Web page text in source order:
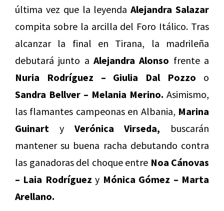
última vez que la leyendaAlejandra Salazar
compita sobre la arcilla del Foro Itálico. Tras
alcanzar la final en Tirana, la madrileña
debutará junto a Alejandra Alonso frente a
Nuria Rodríguez – Giulia Dal Pozzo o
Sandra Bellver – Melania Merino. Asimismo,
las flamantes campeonas en Albania, Marina
Guinart yVerónica Virseda, buscarán
mantener su buena racha debutando contra
las ganadoras del choque entre Noa Cánovas
– Laia Rodríguez y Mónica Gómez – Marta
Arellano.